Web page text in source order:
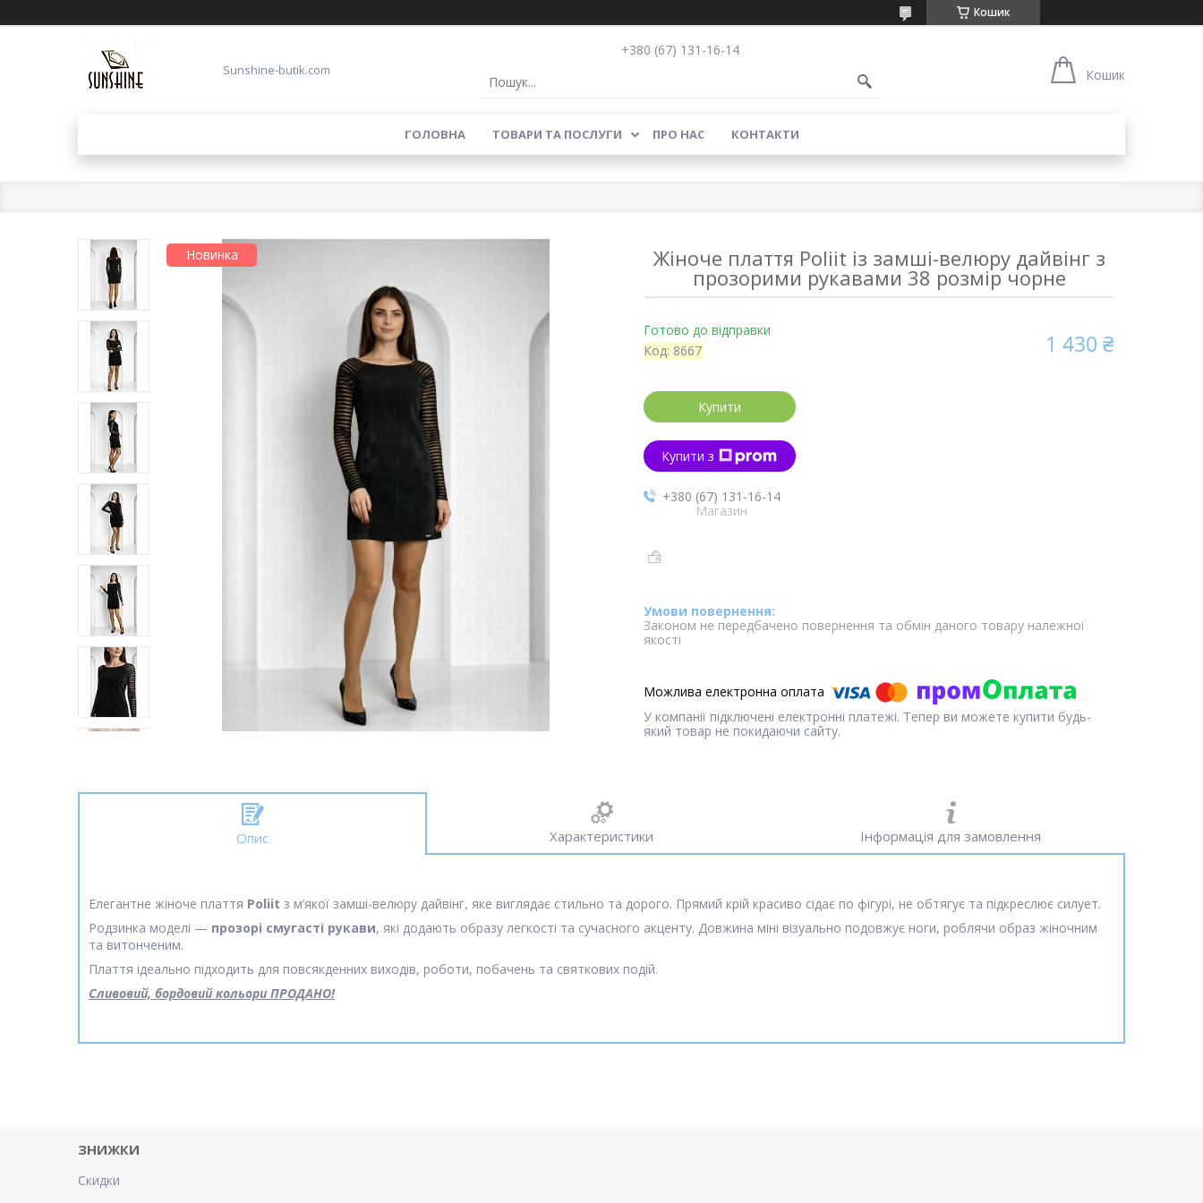
Кошик
Sunshine-butik.com
+380 (67) 131-16-14
Кошик
ГОЛОВНА ТОВАРИ ТА ПОСЛУГИ ПРО НАС КОНТАКТИ
Новинка Жіноче плаття Poliit із замші-велюру дайвінг з
прозорими рукавами 38 розмір чорне
Готово до відправки
Код: 8667 1 430 ₴
Купити
Купити з
+380 (67) 131-16-14
Магазин
Законом не передбачено повернення та обмін даного товару належної
якості
У компанії підключені електронні платежі. Тепер ви можете купити будь-
який товар не покидаючи сайту.
Опис Характеристики Інформація для замовлення
Елегантне жіноче плаття Poliit з м’якої замші-велюру дайвінг, яке виглядає стильно та дорого. Прямий крій красиво сідає по фігурі, не обтягує та підкреслює силует.
Родзинка моделі — прозорі смугасті рукави, які додають образу легкості та сучасного акценту. Довжина міні візуально подовжує ноги, роблячи образ жіночним
та витонченим.
Плаття ідеально підходить для повсякденних виходів, роботи, побачень та святкових подій.
Сливовий, бордовий кольори ПРОДАНО!
ЗНИЖКИ
Скидки